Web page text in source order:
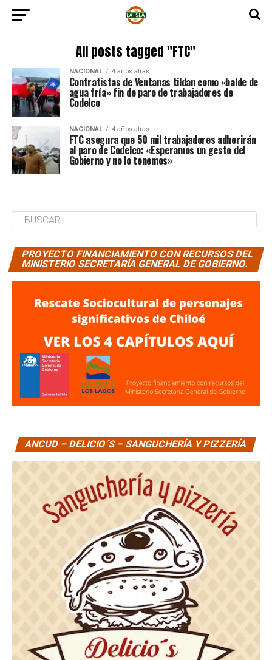
All posts tagged "FTC"
NACIONAL 4 años atras
Contratistas de Ventanas tildan como «balde de
agua fría» fin de paro de trabajadores de
Codelco
NACIONAL 4 años atras
FTC asegura que 50 mil trabajadores adherirán
al paro de Codelco: «Esperamos un gesto del
Gobierno y no lo tenemos»
PROYECTO FINANCIAMIENTO CON RECURSOS DEL
MINISTERIO SECRETARÍA GENERAL DE GOBIERNO.
ANCUD – DELICIO´S – SANGUCHERÍA Y PIZZERÍA